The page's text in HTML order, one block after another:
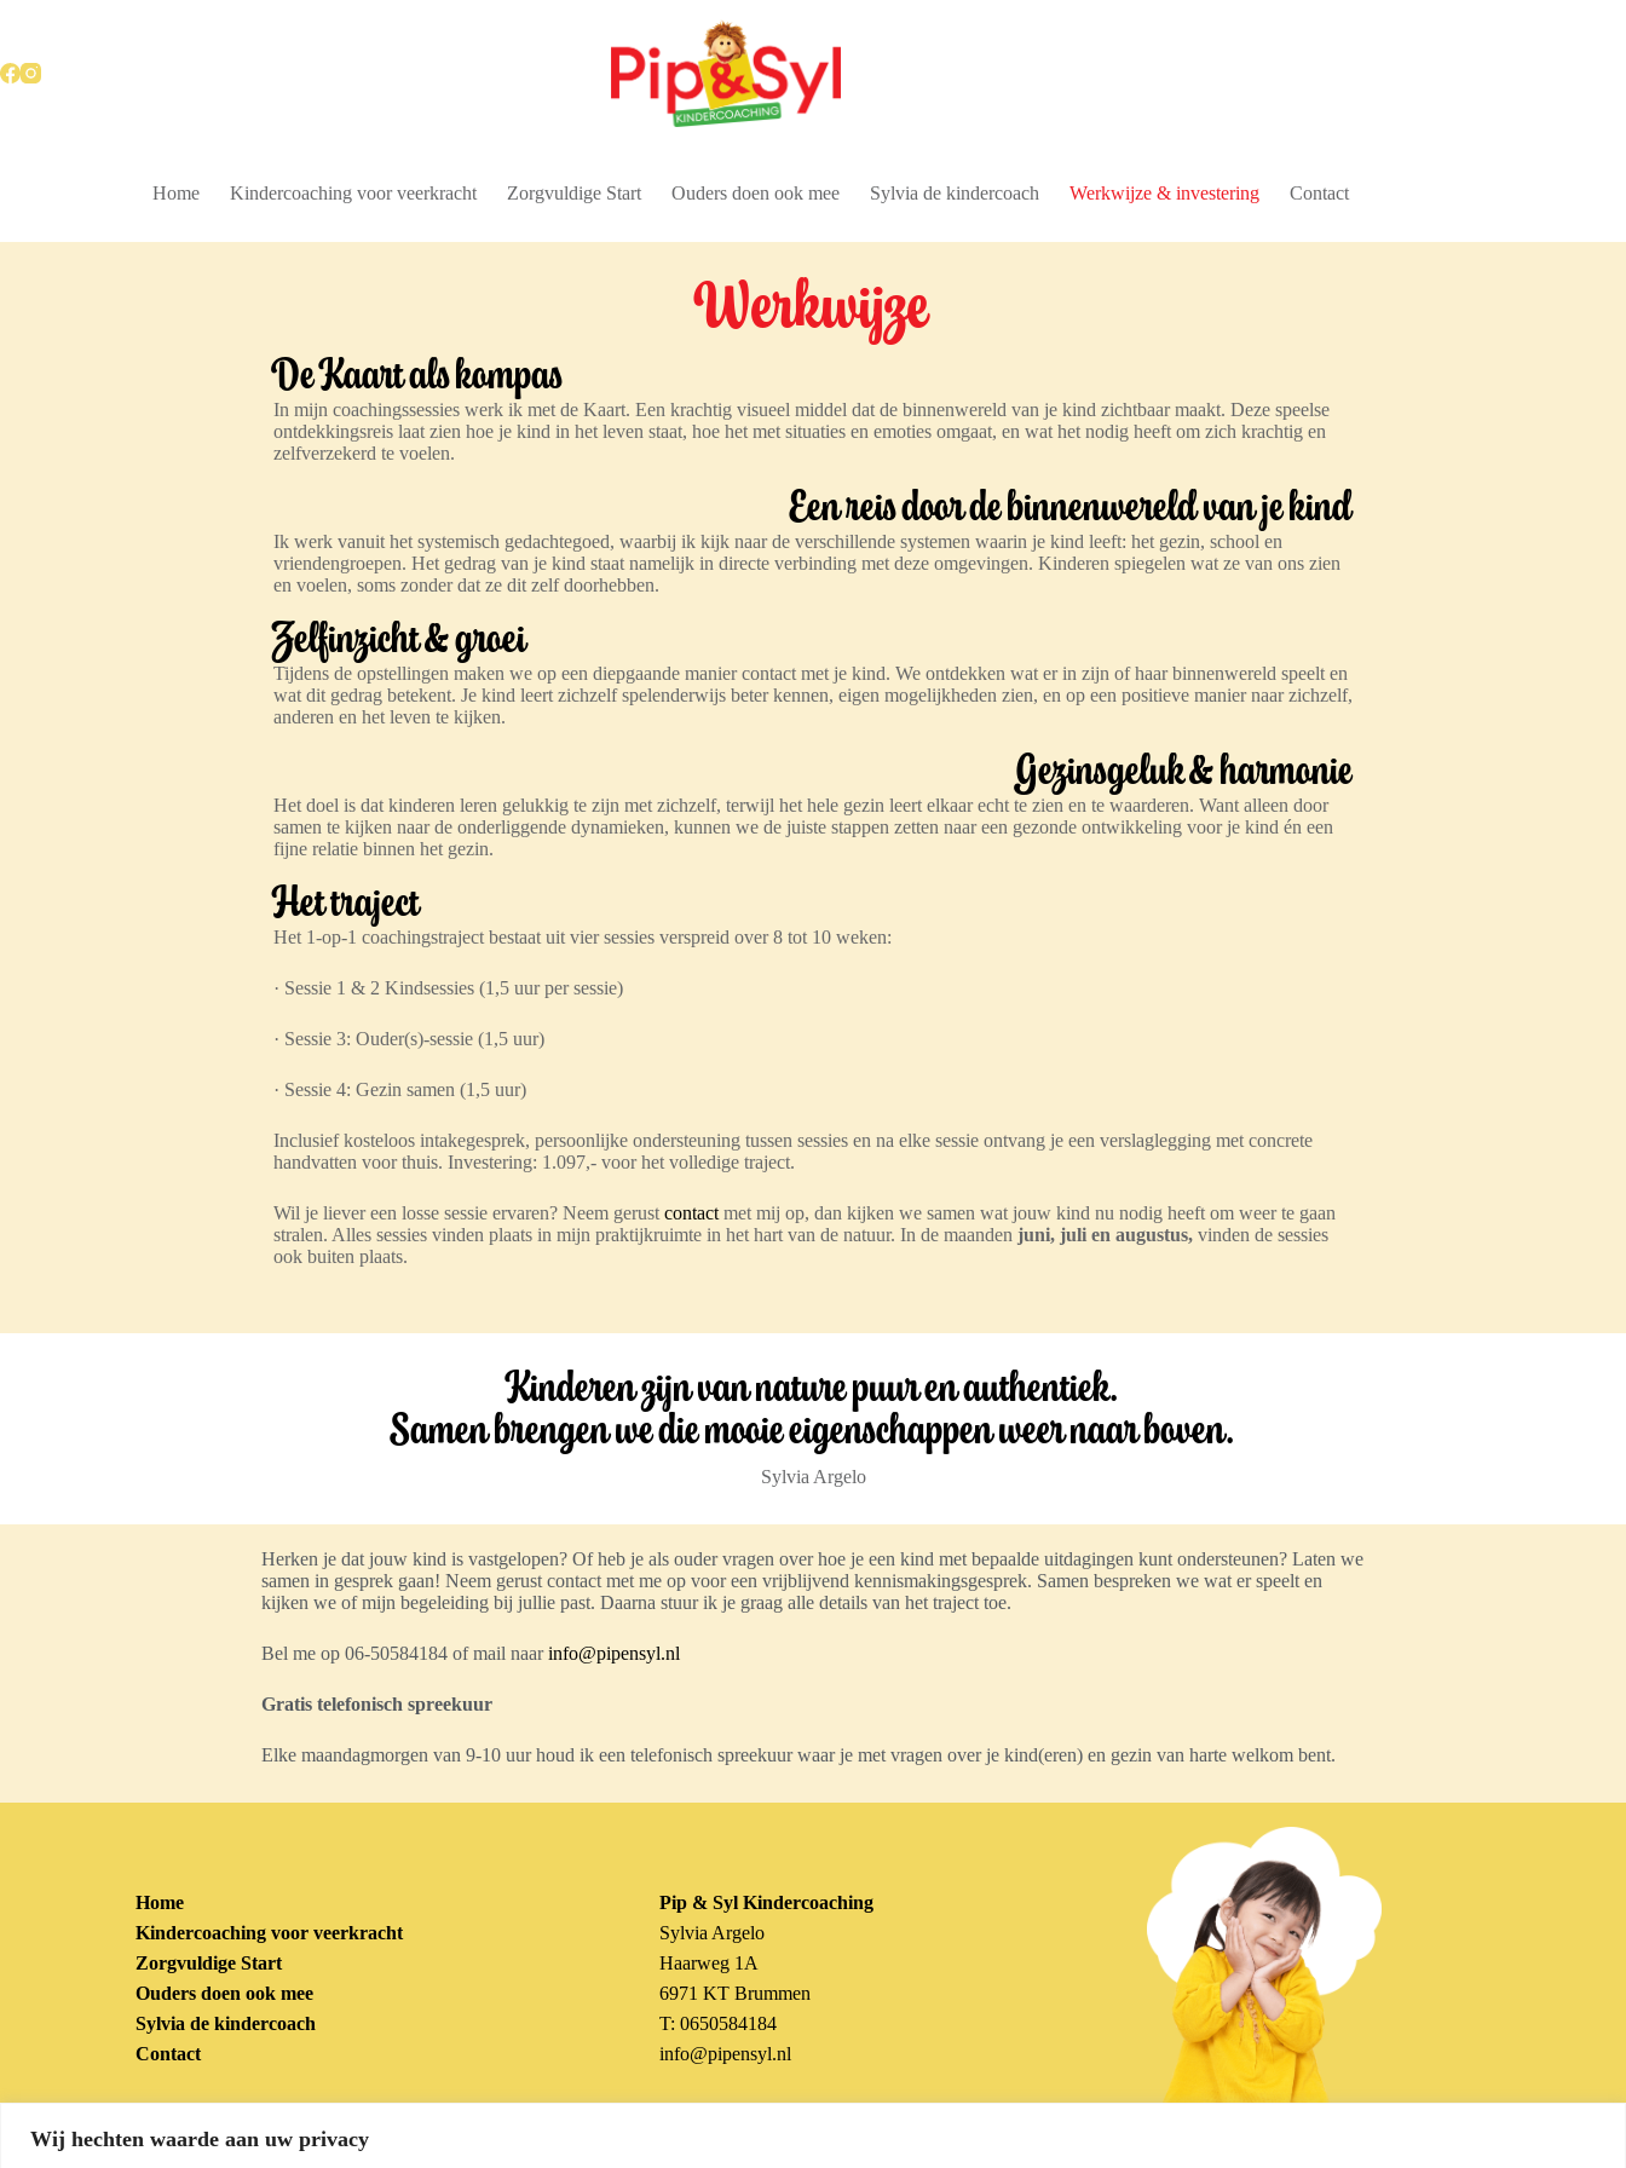
Wij hechten waarde aan uw privacy
Home Kindercoaching voor veerkracht Zorgvuldige Start Ouders doen ook mee Sylvia de kindercoach Werkwijze & investering Contact
Werkwijze
De Kaart als kompas
In mijn coachingssessies werk ik met de Kaart. Een krachtig visueel middel dat de binnenwereld van je kind zichtbaar maakt. Deze speelse
ontdekkingsreis laat zien hoe je kind in het leven staat, hoe het met situaties en emoties omgaat, en wat het nodig heeft om zich krachtig en
zelfverzekerd te voelen.
Een reis door de binnenwereld van je kind
Ik werk vanuit het systemisch gedachtegoed, waarbij ik kijk naar de verschillende systemen waarin je kind leeft: het gezin, school en
vriendengroepen. Het gedrag van je kind staat namelijk in directe verbinding met deze omgevingen. Kinderen spiegelen wat ze van ons zien
en voelen, soms zonder dat ze dit zelf doorhebben.
Zelfinzicht & groei
Tijdens de opstellingen maken we op een diepgaande manier contact met je kind. We ontdekken wat er in zijn of haar binnenwereld speelt en
wat dit gedrag betekent. Je kind leert zichzelf spelenderwijs beter kennen, eigen mogelijkheden zien, en op een positieve manier naar zichzelf,
anderen en het leven te kijken.
Gezinsgeluk & harmonie
Het doel is dat kinderen leren gelukkig te zijn met zichzelf, terwijl het hele gezin leert elkaar echt te zien en te waarderen. Want alleen door
samen te kijken naar de onderliggende dynamieken, kunnen we de juiste stappen zetten naar een gezonde ontwikkeling voor je kind én een
fijne relatie binnen het gezin.
Het traject
Het 1-op-1 coachingstraject bestaat uit vier sessies verspreid over 8 tot 10 weken:
· Sessie 1 & 2 Kindsessies (1,5 uur per sessie)
· Sessie 3: Ouder(s)-sessie (1,5 uur)
· Sessie 4: Gezin samen (1,5 uur)
Inclusief kosteloos intakegesprek, persoonlijke ondersteuning tussen sessies en na elke sessie ontvang je een verslaglegging met concrete
handvatten voor thuis. Investering: 1.097,- voor het volledige traject.
Wil je liever een losse sessie ervaren? Neem gerust contact met mij op, dan kijken we samen wat jouw kind nu nodig heeft om weer te gaan
stralen. Alles sessies vinden plaats in mijn praktijkruimte in het hart van de natuur. In de maanden juni, juli en augustus, vinden de sessies
ook buiten plaats.
Kinderen zijn van nature puur en authentiek.
Samen brengen we die mooie eigenschappen weer naar boven.
Sylvia Argelo
Herken je dat jouw kind is vastgelopen? Of heb je als ouder vragen over hoe je een kind met bepaalde uitdagingen kunt ondersteunen? Laten we
samen in gesprek gaan! Neem gerust contact met me op voor een vrijblijvend kennismakingsgesprek. Samen bespreken we wat er speelt en
kijken we of mijn begeleiding bij jullie past. Daarna stuur ik je graag alle details van het traject toe.
Bel me op 06-50584184 of mail naarinfo@pipensyl.nl
Gratis telefonisch spreekuur
Elke maandagmorgen van 9-10 uur houd ik een telefonisch spreekuur waar je met vragen over je kind(eren) en gezin van harte welkom bent.
Home
Kindercoaching voor veerkracht
Zorgvuldige Start
Ouders doen ook mee
Sylvia de kindercoach
Contact
Pip & Syl Kindercoaching
Sylvia Argelo
Haarweg 1A
6971 KT Brummen
T: 0650584184
info@pipensyl.nl